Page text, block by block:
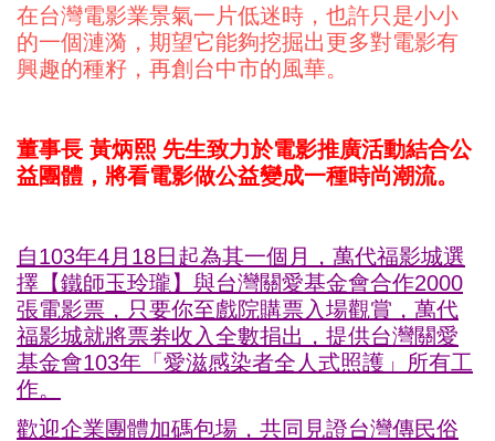
在台灣電影業景氣一片低迷時，也許只是小小
的一個漣漪，期望它能夠挖掘出更多對電影有
興趣的種籽，再創台中市的風華。
董事長 黃炳熙 先生致力於電影推廣活動結合公
益團體，將看電影做公益變成一種時尚潮流。
自103年4月18日起為其一個月，萬代福影城選
擇【鐵師玉玲瓏】與台灣關愛基金會合作2000
張電影票，只要你至戲院購票入場觀賞，萬代
福影城就將票劵收入全數捐出，提供台灣關愛
基金會103年「愛滋感染者全人式照護」所有工
作。
歡迎企業團體加碼包場，共同見證台灣傳民俗